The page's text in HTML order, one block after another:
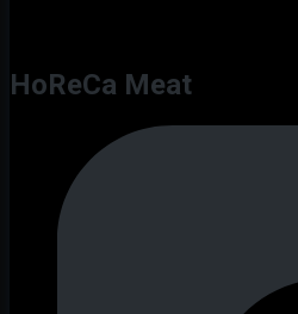
HoReCa Meat